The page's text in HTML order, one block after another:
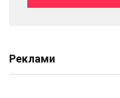
Реклами